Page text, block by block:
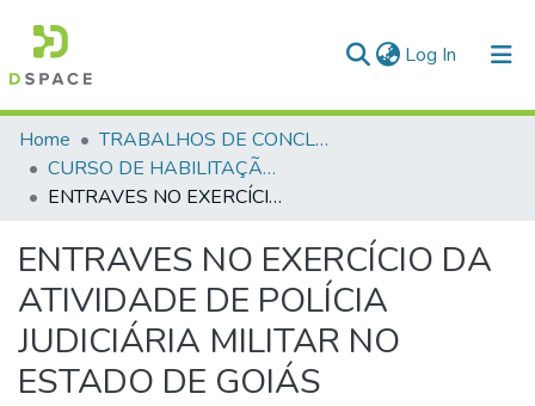
Log In (current)
Communities & Collections
All of DSpace
Home
TRABALHOS DE CONCLUSÃO DE CURSO - CHOA (CURSO DE HABILITAÇÃO DE OFICIAIS AUXILIARES)
CURSO DE HABILITAÇÃO DE OFICIAIS AUXILIARES - CHOA - 2019/2020
ENTRAVES NO EXERCÍCIO DA ATIVIDADE DE POLÍCIA JUDICIÁRIA MILITAR NO ESTADO DE GOIÁS
ENTRAVES NO EXERCÍCIO DA
ATIVIDADE DE POLÍCIA
JUDICIÁRIA MILITAR NO
ESTADO DE GOIÁS